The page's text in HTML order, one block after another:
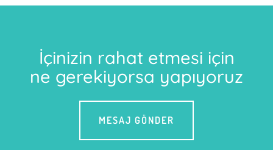
İçinizin rahat etmesi için
ne gerekiyorsa yapıyoruz
MESAJ GÖNDER